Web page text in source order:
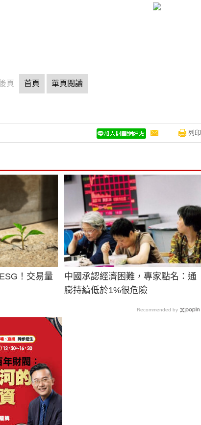
頁 首頁 單頁閱讀
列印
！交易量
中國承認經濟困難，專家點名：通
膨持續低於1%很危險
Recommended by